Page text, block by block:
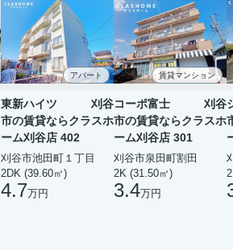
アパート
東新ハイツ 刈谷
市の賃貸ならクラスホ
ーム刈谷店 402
刈谷市池田町１丁目
2DK (39.60㎡)
4.7万円
賃貸マンション
コーポ富士 刈谷
市の賃貸ならクラスホ
ーム刈谷店 301
刈谷市泉田町割田
2K (31.50㎡)
3.4万円